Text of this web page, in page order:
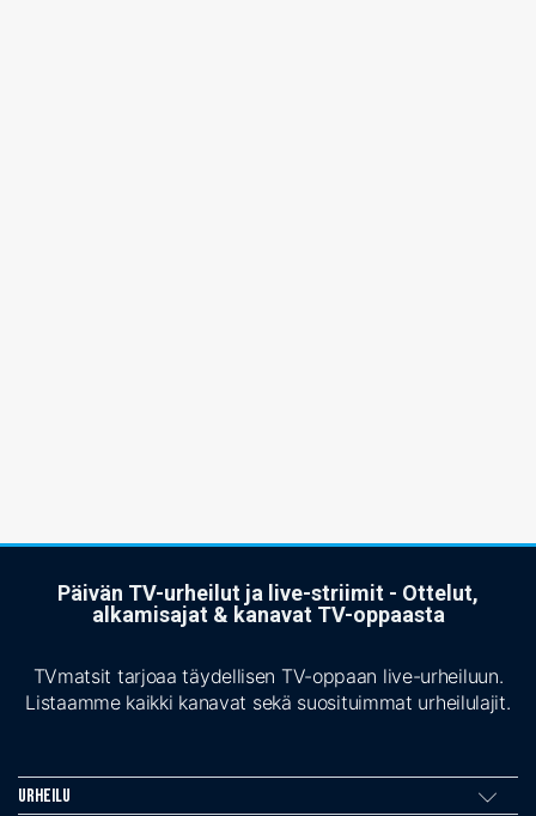
Päivän TV-urheilut ja live-striimit - Ottelut,
alkamisajat & kanavat TV-oppaasta
TVmatsit tarjoaa täydellisen TV-oppaan live-urheiluun.
Listaamme kaikki kanavat sekä suosituimmat urheilulajit.
Urheilu